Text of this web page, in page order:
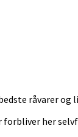
råvarer og
her